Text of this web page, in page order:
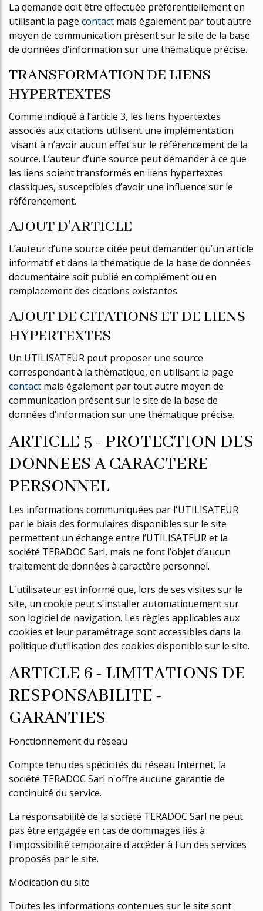
La demande doit être effectuée préférentiellement en
utilisant la page contact mais également par tout autre
moyen de communication présent sur le site de la base
de données d’information sur une thématique précise.
TRANSFORMATION DE LIENS
HYPERTEXTES
Comme indiqué à l’article 3, les liens hypertextes
associés aux citations utilisent une implémentation
visant à n’avoir aucun effet sur le référencement de la
source. L’auteur d’une source peut demander à ce que
les liens soient transformés en liens hypertextes
classiques, susceptibles d’avoir une influence sur le
référencement.
AJOUT D’ARTICLE
L’auteur d’une source citée peut demander qu’un article
informatif et dans la thématique de la base de données
documentaire soit publié en complément ou en
remplacement des citations existantes.
AJOUT DE CITATIONS ET DE LIENS
HYPERTEXTES
Un UTILISATEUR peut proposer une source
correspondant à la thématique, en utilisant la page
contact mais également par tout autre moyen de
communication présent sur le site de la base de
données d’information sur une thématique précise.
ARTICLE 5 - PROTECTION DES
DONNEES A CARACTERE
PERSONNEL
Les informations communiquées par l'UTILISATEUR
par le biais des formulaires disponibles sur le site
permettent un échange entre l’UTILISATEUR et la
société TERADOC Sarl, mais ne font l’objet d’aucun
traitement de données à caractère personnel.
L'utilisateur est informé que, lors de ses visites sur le
site, un cookie peut s'installer automatiquement sur
son logiciel de navigation. Les règles applicables aux
cookies et leur paramétrage sont accessibles dans la
politique d’utilisation des cookies disponible sur le site.
ARTICLE 6 - LIMITATIONS DE
RESPONSABILITE -
GARANTIES
Fonctionnement du réseau
Compte tenu des spécificités du réseau Internet, la
société TERADOC Sarl n'offre aucune garantie de
continuité du service.
La responsabilité de la société TERADOC Sarl ne peut
pas être engagée en cas de dommages liés à
l'impossibilité temporaire d'accéder à l'un des services
proposés par le site.
Modification du site
Toutes les informations contenues sur le site sont